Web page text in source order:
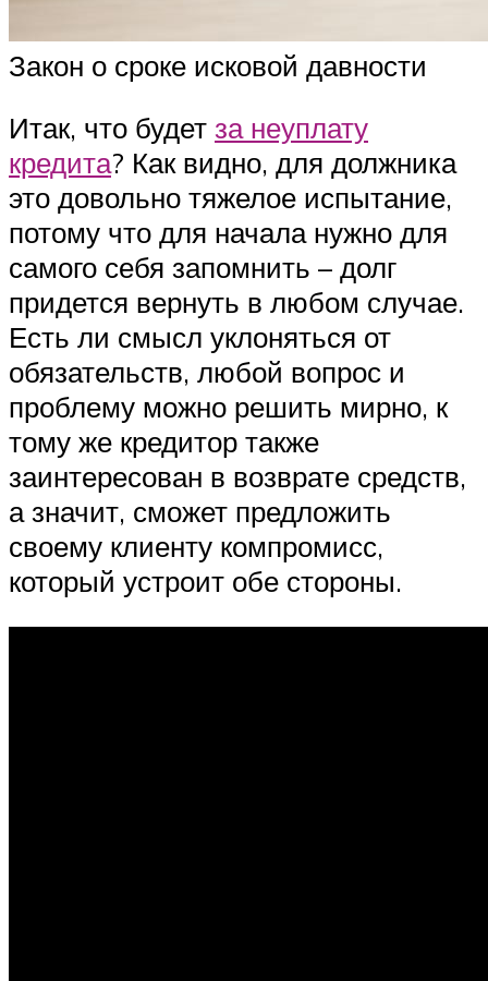
Закон о сроке исковой давности
Итак, что будет за неуплату
кредита? Как видно, для должника
это довольно тяжелое испытание,
потому что для начала нужно для
самого себя запомнить – долг
придется вернуть в любом случае.
Есть ли смысл уклоняться от
обязательств, любой вопрос и
проблему можно решить мирно, к
тому же кредитор также
заинтересован в возврате средств,
а значит, сможет предложить
своему клиенту компромисс,
который устроит обе стороны.